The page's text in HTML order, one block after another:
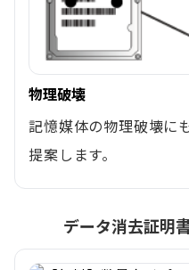
物理破壊
記憶媒体の物理破壊に
提案します。
データ消去証明